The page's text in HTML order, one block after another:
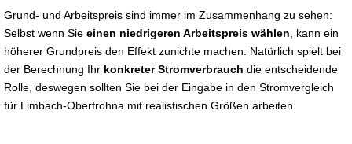
Grund- und Arbeitspreis sind immer im Zusammenhang zu sehen:
Selbst wenn Sie einen niedrigeren Arbeitspreis wählen , kann ein
höherer Grundpreis den Effekt zunichte machen. Natürlich spielt bei
der Berechnung Ihr konkreter Stromverbrauch die entscheidende
Rolle, deswegen sollten Sie bei der Eingabe in den Stromvergleich
für Limbach-Oberfrohna mit realistischen Größen arbeiten.